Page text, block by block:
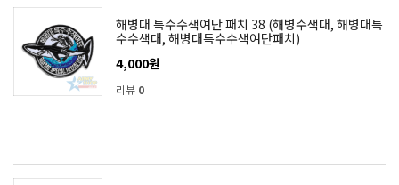
해병대 특수수색여단 패치 38 (해병수색대, 해병대특
수수색대, 해병대특수수색여단패치)
4,000원
리뷰 0